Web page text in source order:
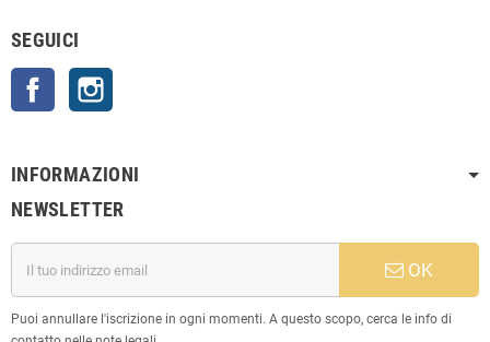
SEGUICI
Facebook
INFORMAZIONI
NEWSLETTER
OK
Puoi annullare l'iscrizione in ogni momenti. A questo scopo, cerca le info di